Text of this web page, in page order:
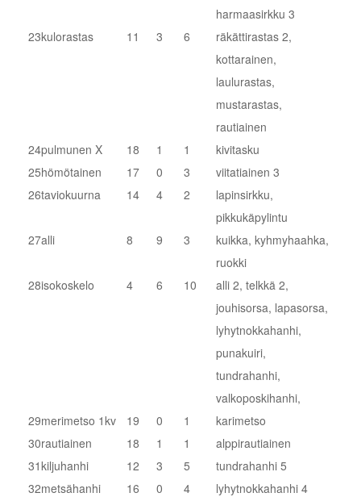
harmaasirkku 3
23kulorastas 11 3 6
räkättirastas 2,
kottarainen,
laulurastas,
mustarastas,
rautiainen
24pulmunen X 18 1 1
kivitasku
25hömötainen 17 0 3
viitatiainen 3
26taviokuurna 14 4 2
lapinsirkku,
pikkukäpylintu
27alli 8 9 3
kuikka, kyhmyhaahka,
ruokki
28isokoskelo 4 6 10
alli 2, telkkä 2,
jouhisorsa, lapasorsa,
lyhytnokkahanhi,
punakuiri,
tundrahanhi,
valkoposkihanhi,
29merimetso 1kv 19 0 1
karimetso
30rautiainen 18 1 1
alppirautiainen
31kiljuhanhi 12 3 5
tundrahanhi 5
32metsähanhi
16 0 4 lyhytnokkahanhi 4